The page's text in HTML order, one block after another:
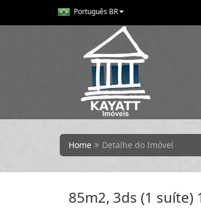
Português BR
Home Detalhe do Imóvel
85m2, 3ds (1 suíte)